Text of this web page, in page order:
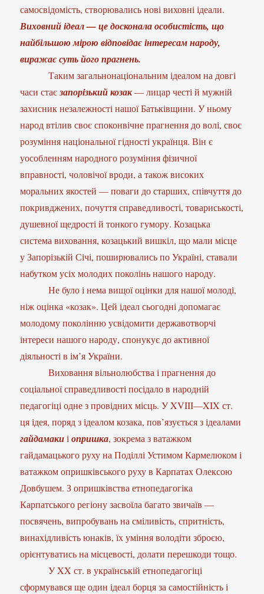
самосвідомість, створювались нові виховні ідеали.
Виховний ідеал — це досконала особистість, що
найбільшою мірою відповідає інтересам народу,
виражає суть його прагнень.
Таким загальнонаціональним ідеалом на довгі
часи стаєзапорізький козак— лицар честі й мужній
захисник незалежності нашої Батьківщини. У ньому
народ втілив своє споконвічне прагнення до волі, своє
розуміння національної гідності українця. Він є
уособленням народного розуміння фізичної
вправності, чоловічої вроди, а також високих
моральних якостей — поваги до старших, співчуття до
покривджених, почуття справедливості, товариськості,
душевної щедрості й тонкого гумору. Козацька
система виховання, козацький вишкіл, що мали місце
у Запорізькій Січі, поширювались по Україні, ставали
набутком усіх молодих поколінь нашого народу.
Не було і нема вищої оцінки для нашої молоді,
ніж оцінка «козак». Цей ідеал сьогодні допомагає
молодому поколінню усвідомити державотворчі
інтереси нашого народу, спонукує до активної
діяльності в ім’я України.
Виховання вільнолюбства і прагнення до
соціальної справедливості посідало в народній
педагогіці одне з провідних місць. У XVIII—XIX ст.
ця ідея, поряд з ідеалом козака, пов’язується з ідеалами
гайдамакиіопришка, зокрема з ватажком
гайдамацького руху на Поділлі Устимом Кармелюком і
ватажком опришківського руху в Карпатах Олексою
Довбушем. З опришківства етнопедагогіка
Карпатського регіону засвоїла багато звичаїв —
посвячень, випробувань на сміливість, спритність,
винахідливість юнаків, їх уміння володіти зброєю,
орієнтуватись на місцевості, долати перешкоди тощо.
У XX ст. в українській етнопедагогіці
сформувався ще один ідеал борця за самостійність і